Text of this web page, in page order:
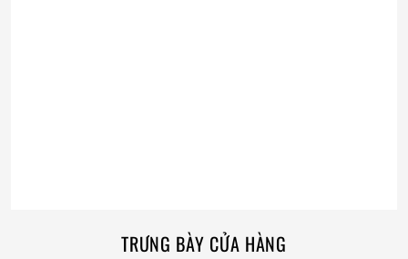
TRƯNG BÀY CỬA HÀNG